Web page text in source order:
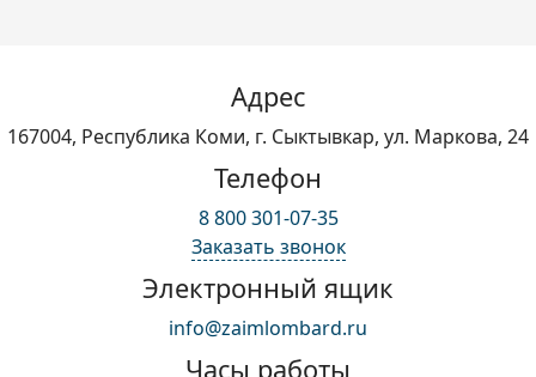
Адрес
167004, Республика Коми, г. Сыктывкар, ул. Маркова, 24
Телефон
8 800 301-07-35
Заказать звонок
Электронный ящик
info@zaimlombard.ru
Часы работы